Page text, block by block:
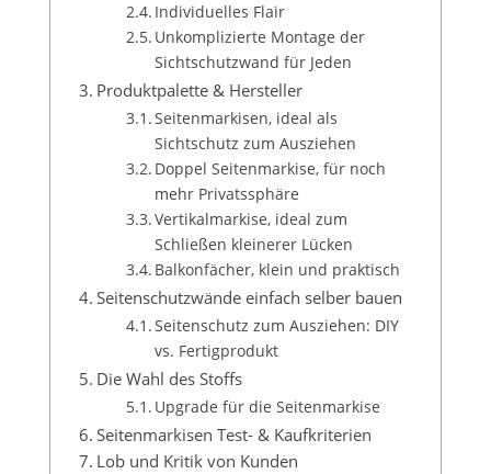
Individuelles Flair
Unkomplizierte Montage der
Sichtschutzwand für Jeden
Produktpalette & Hersteller
Seitenmarkisen, ideal als
Sichtschutz zum Ausziehen
Doppel Seitenmarkise, für noch
mehr Privatssphäre
Vertikalmarkise, ideal zum
Schließen kleinerer Lücken
Balkonfächer, klein und praktisch
Seitenschutzwände einfach selber bauen
Seitenschutz zum Ausziehen: DIY
vs. Fertigprodukt
Die Wahl des Stoffs
Upgrade für die Seitenmarkise
Seitenmarkisen Test- & Kaufkriterien
Lob und Kritik von Kunden